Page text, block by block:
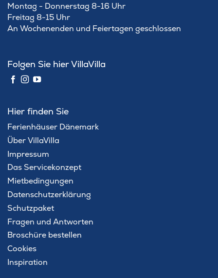
Montag - Donnerstag 8-16 Uhr
Freitag 8-15 Uhr
An Wochenenden und Feiertagen geschlossen
Folgen Sie hier VillaVilla
Hier finden Sie
Ferienhäuser Dänemark
Über VillaVilla
Impressum
Das Servicekonzept
Mietbedingungen
Datenschutzerklärung
Schutzpaket
Fragen und Antworten
Broschüre bestellen
Cookies
Inspiration